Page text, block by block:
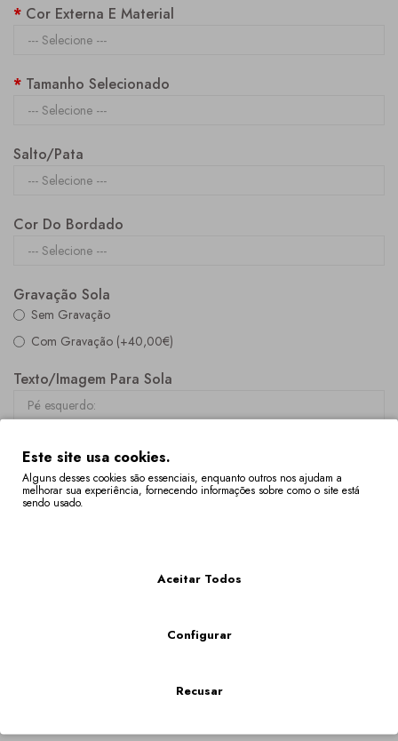
Cor Externa E Material
Tamanho Selecionado
Salto/Pata
Cor Do Bordado
Gravação Sola
Sem Gravação
Com Gravação (+40,00€)
Texto/imagem Para Sola
Apliques De Cristais Pequenos (+20,00€)
Este site usa cookies.
Alguns desses cookies são essenciais, enquanto outros nos ajudam a
melhorar sua experiência, fornecendo informações sobre como o site está
sendo usado.
Aceitar Todos
Configurar
Recusar